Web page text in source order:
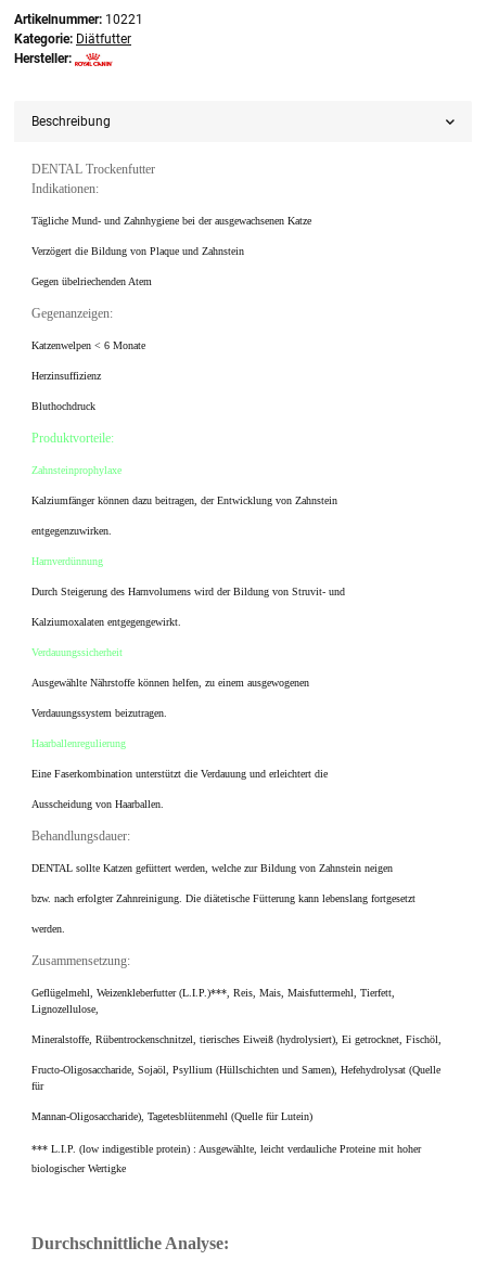
Artikelnummer: 10221
Kategorie: Diätfutter
Hersteller:
Beschreibung
DENTAL Trockenfutter
Indikationen:
Tägliche Mund- und Zahnhygiene bei der ausgewachsenen Katze
Verzögert die Bildung von Plaque und Zahnstein
Gegen übelriechenden Atem
Gegenanzeigen:
Katzenwelpen < 6 Monate
Herzinsuffizienz
Bluthochdruck
Produktvorteile:
Zahnsteinprophylaxe
Kalziumfänger können dazu beitragen, der Entwicklung von Zahnstein
entgegenzuwirken.
Harnverdünnung
Durch Steigerung des Harnvolumens wird der Bildung von Struvit- und
Kalziumoxalaten entgegengewirkt.
Verdauungssicherheit
Ausgewählte Nährstoffe können helfen, zu einem ausgewogenen
Verdauungssystem beizutragen.
Haarballenregulierung
Eine Faserkombination unterstützt die Verdauung und erleichtert die
Ausscheidung von Haarballen.
Behandlungsdauer:
DENTAL sollte Katzen gefüttert werden, welche zur Bildung von Zahnstein neigen
bzw. nach erfolgter Zahnreinigung. Die diätetische Fütterung kann lebenslang fortgesetzt
werden.
Zusammensetzung:
Geflügelmehl, Weizenkleberfutter (L.I.P.)***, Reis, Mais, Maisfuttermehl, Tierfett,
Lignozellulose,
Mineralstoffe, Rübentrockenschnitzel, tierisches Eiweiß (hydrolysiert), Ei getrocknet, Fischöl,
Fructo-Oligosaccharide, Sojaöl, Psyllium (Hüllschichten und Samen), Hefehydrolysat (Quelle
für
Mannan-Oligosaccharide), Tagetesblütenmehl (Quelle für Lutein)
*** L.I.P. (low indigestible protein) : Ausgewählte, leicht verdauliche Proteine mit hoher
biologischer Wertigke
Durchschnittliche Analyse: